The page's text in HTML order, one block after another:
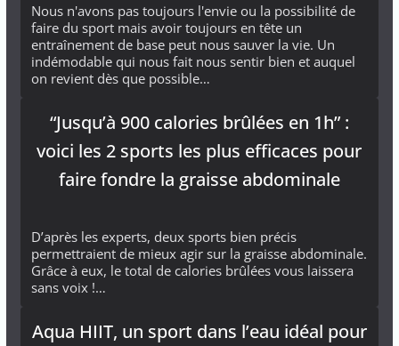
Nous n'avons pas toujours l'envie ou la possibilité de
faire du sport mais avoir toujours en tête un
entraînement de base peut nous sauver la vie. Un
indémodable qui nous fait nous sentir bien et auquel
on revient dès que possible…
“Jusqu’à 900 calories brûlées en 1h” :
voici les 2 sports les plus efficaces pour
faire fondre la graisse abdominale
D’après les experts, deux sports bien précis
permettraient de mieux agir sur la graisse abdominale.
Grâce à eux, le total de calories brûlées vous laissera
sans voix !…
Aqua HIIT, un sport dans l’eau idéal pour